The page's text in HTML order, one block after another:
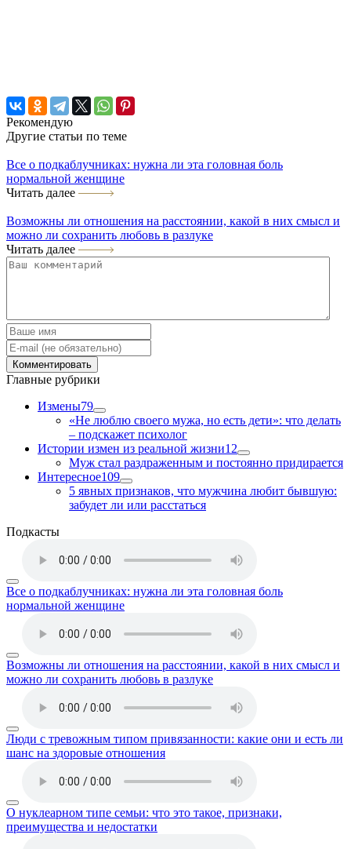
Рекомендую
Другие статьи по теме
Все о подкаблучниках: нужна ли эта головная боль
нормальной женщине
Читать далее
Возможны ли отношения на расстоянии, какой в них смысл и
можно ли сохранить любовь в разлуке
Читать далее
Главные рубрики
Измены79
«Не люблю своего мужа, но есть дети»: что делать
– подскажет психолог
Истории измен из реальной жизни12
Муж стал раздраженным и постоянно придирается
Интересное109
5 явных признаков, что мужчина любит бывшую:
забудет ли или расстаться
Подкасты
Все о подкаблучниках: нужна ли эта головная боль
нормальной женщине
Возможны ли отношения на расстоянии, какой в них смысл и
можно ли сохранить любовь в разлуке
Люди с тревожным типом привязанности: какие они и есть ли
шанс на здоровые отношения
О нуклеарном типе семьи: что это такое, признаки,
преимущества и недостатки